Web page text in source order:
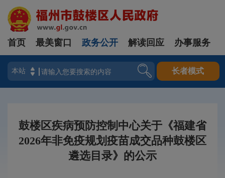
登录
首页 最美窗口 政务公开 解读回应 办事服务
长者模式
鼓楼区疾病预防控制中心关于《福建省
2026年非免疫规划疫苗成交品种鼓楼区
遴选目录》的公示